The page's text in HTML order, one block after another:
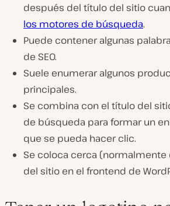
después del título del sitio
los motores de búsqueda.
Puede contener algunas
de SEO.
Suele enumerar algunos
principales.
Se combina con el título del
de búsqueda para formar un
que se pueda hacer clic.
Se coloca cerca
del sitio en el frontend de